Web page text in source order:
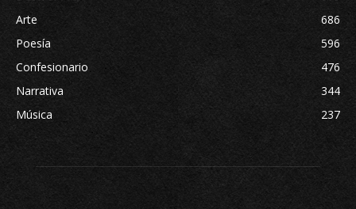
Arte
686
Poesía
596
Confesionario
476
Narrativa
344
Música
237